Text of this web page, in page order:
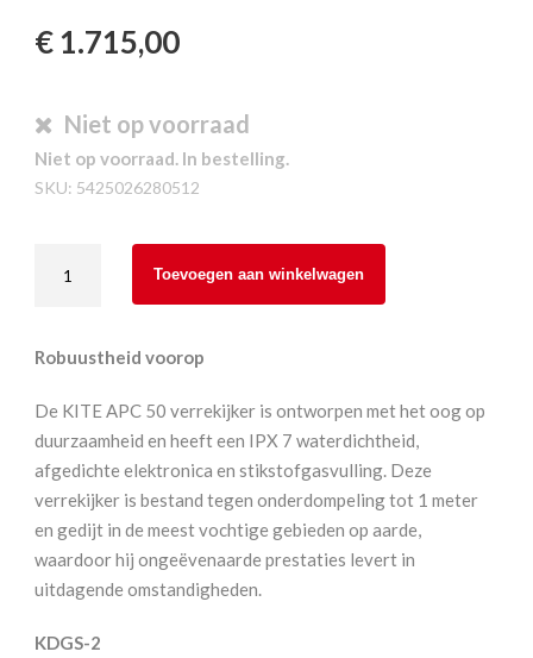
€ 1.715,00
Niet op voorraad
Niet op voorraad. In bestelling.
SKU: 5425026280512
Optics
14x50
AA
-
Vogelbescherming
Nederland
Editie
aantal
Toevoegen aan winkelwagen
Robuustheid voorop
De KITE APC 50 verrekijker is ontworpen met het oog op
duurzaamheid en heeft een IPX 7 waterdichtheid,
afgedichte elektronica en stikstofgasvulling. Deze
verrekijker is bestand tegen onderdompeling tot 1 meter
en gedijt in de meest vochtige gebieden op aarde,
waardoor hij ongeëvenaarde prestaties levert in
uitdagende omstandigheden.
KDGS-2